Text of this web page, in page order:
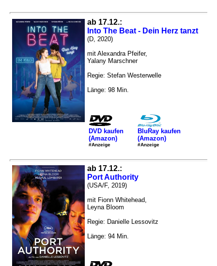
ab 17.12.:
Into The Beat - Dein Herz tanzt
(D, 2020)
mit Alexandra Pfeifer,
Yalany Marschner
Regie: Stefan Westerwelle
Länge: 98 Min.
DVD kaufen
(Amazon)
#Anzeige
BluRay kaufen
(Amazon)
#Anzeige
ab 17.12.:
Port Authority
(USA/F, 2019)
mit Fionn Whitehead,
Leyna Bloom
Regie: Danielle Lessovitz
Länge: 94 Min.